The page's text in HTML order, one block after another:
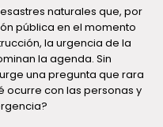
naturales que, por
pública en el momento
la urgencia de la
la agenda. Sin
una pregunta que rara
ocurre con las personas y